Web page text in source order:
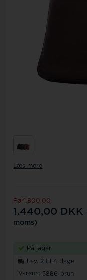
Læs mere
Før1.800,00
1.440,00 DKK
moms)
På lager
Lev. 2 til 4 dage
Varenr.: 5886-brun